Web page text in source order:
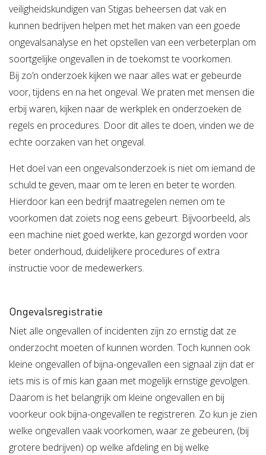
veiligheidskundigen van Stigas beheersen dat vak en
kunnen bedrijven helpen met het maken van een goede
ongevalsanalyse en het opstellen van een verbeterplan om
soortgelijke ongevallen in de toekomst te voorkomen.
Bij zo’n onderzoek kijken we naar alles wat er gebeurde
voor, tijdens en na het ongeval. We praten met mensen die
erbij waren, kijken naar de werkplek en onderzoeken de
regels en procedures. Door dit alles te doen, vinden we de
echte oorzaken van het ongeval.
Het doel van een ongevalsonderzoek is niet om iemand de
schuld te geven, maar om te leren en beter te worden.
Hierdoor kan een bedrijf maatregelen nemen om te
voorkomen dat zoiets nog eens gebeurt. Bijvoorbeeld, als
een machine niet goed werkte, kan gezorgd worden voor
beter onderhoud, duidelijkere procedures of extra
instructie voor de medewerkers.
Ongevalsregistratie
Niet alle ongevallen of incidenten zijn zo ernstig dat ze
onderzocht moeten of kunnen worden. Toch kunnen ook
kleine ongevallen of bijna-ongevallen een signaal zijn dat er
iets mis is of mis kan gaan met mogelijk ernstige gevolgen.
Daarom is het belangrijk om kleine ongevallen en bij
voorkeur ook bijna-ongevallen te registreren. Zo kun je zien
welke ongevallen vaak voorkomen, waar ze gebeuren, (bij
grotere bedrijven) op welke afdeling en bij welke